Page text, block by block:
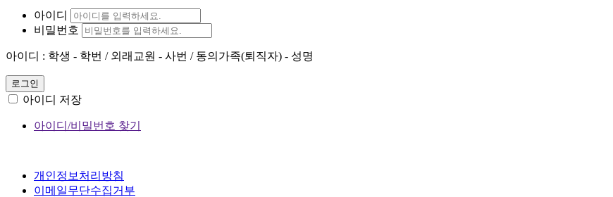
아이디
비밀번호
아이디 : 학생 - 학번 / 외래교원 - 사번 / 동의가족(퇴직자) - 성명
로그인
아이디 저장
아이디/비밀번호 찾기
개인정보처리방침
이메일무단수집거부